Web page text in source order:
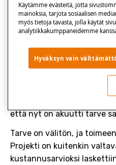
sisäilmaongelmiin ja
vessoja on liian vähän
mahdollisuutta yöpyä
Ongelmana on myös se,
korjaaminen ei ole
Lastenlinna ovat
voi remontoida nykyajan
että nyt on akuutti tarve
Tarve on välitön, ja
Projekti on kuitenkin
kustannusarvioksi
Käytämme evästeitä, jotta
mainoksia, tarjota sosiaalisen
myös tietoja tavasta, jolla käytät
analytiikkakumppaneidemme
Hyväksyn vain